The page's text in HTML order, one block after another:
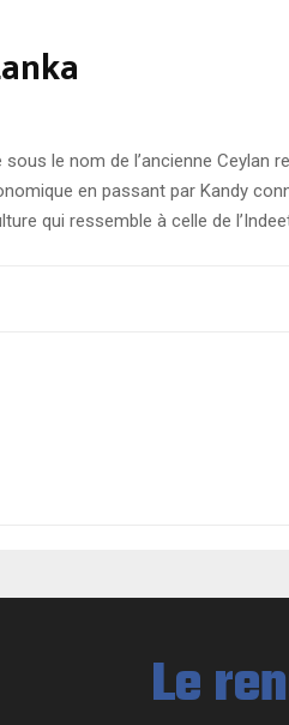
sous le nom de l’ancienne
en passant par Kandy
qui ressemble à celle de